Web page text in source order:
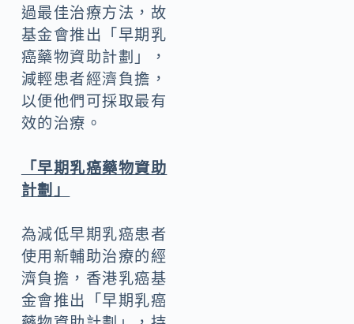
過最佳治療方法，故
基金會推出「早期乳
癌藥物資助計劃」，
減輕患者經濟負擔，
以便他們可採取最有
效的治療。
「早期乳癌藥物資助
計劃」
為減低早期乳癌患者
使用新輔助治療的經
濟負擔，香港乳癌基
金會推出「早期乳癌